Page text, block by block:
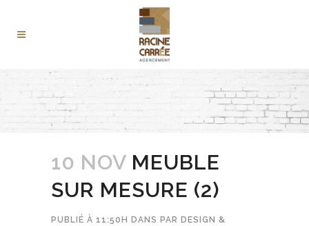
10 NOV MEUBLE
SUR MESURE (2)
PUBLIÉ À 11:50H DANS PAR DESIGN &